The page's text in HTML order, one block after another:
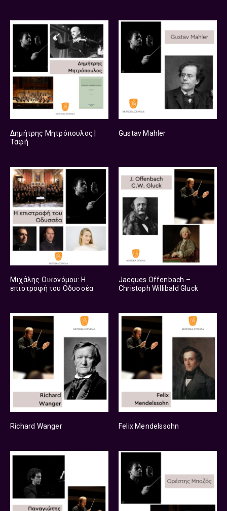
Δημήτρης Μητρόπουλος |
Ταφή
Gustav Mahler
Μιχάλης Οικονόμου: Η
επιστροφή του Οδυσσέα
Jacques Offenbach –
Christoph Willibald Gluck
Richard Wanger Felix Mendelssohn